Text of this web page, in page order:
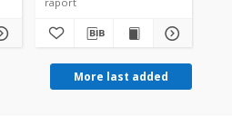
More last added